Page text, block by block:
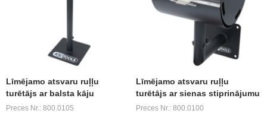
Līmējamo atsvaru ruļļu
turētājs ar balsta kāju
Preces Nr.: 800.0105
Līmējamo atsvaru ruļļu
turētājs ar sienas stiprinājumu
Preces Nr.: 800.0100